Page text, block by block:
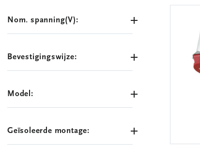
Nom. spanning(V):
Bevestigingswijze:
Model:
Geïsoleerde montage: